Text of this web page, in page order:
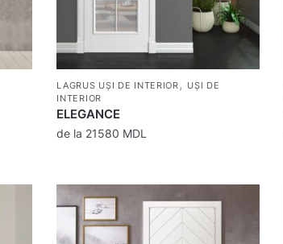
LAGRUS UȘI DE INTERIOR, UȘI DE
INTERIOR
ELEGANCE
de la 21580 MDL